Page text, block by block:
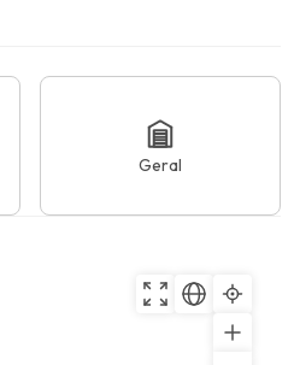
Geral